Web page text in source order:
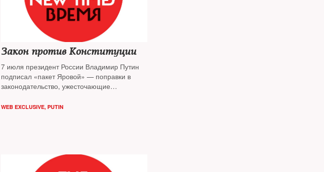
Закон против Конституции
7 июля президент России Владимир Путин
подписал «пакет Яровой» — поправки в
законодательство, ужесточающие
экстремистские преступления
WEB EXCLUSIVE, PUTIN